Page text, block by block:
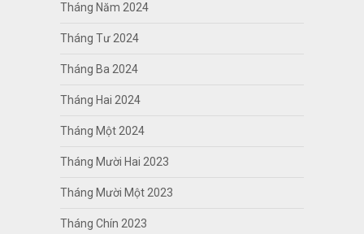
Tháng Năm 2024
Tháng Tư 2024
Tháng Ba 2024
Tháng Hai 2024
Tháng Một 2024
Tháng Mười Hai 2023
Tháng Mười Một 2023
Tháng Chín 2023